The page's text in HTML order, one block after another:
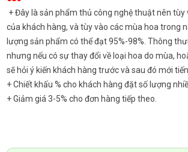
+ Đây là sản phẩm thủ công nghệ thuật nên tùy
của khách hàng, và tùy vào các mùa hoa trong
lượng sản phẩm có thể đạt 95%-98%. Thông
nhưng nếu có sự thay đổi về loại hoa do mùa,
sẽ hỏi ý kiến khách hàng trước và sau đó mới
+ Chiết khấu % cho khách hàng đặt số lượng
+ Giảm giá 3-5% cho đơn hàng tiếp theo.